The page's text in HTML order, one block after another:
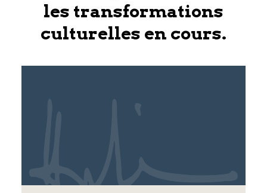
les transformations
culturelles en cours.